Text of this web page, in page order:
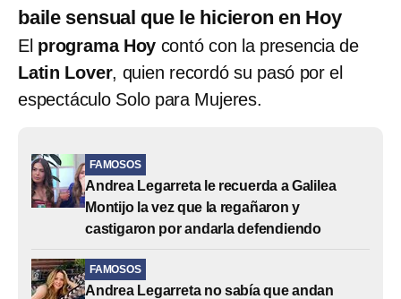
baile sensual que le hicieron en Hoy
El programa Hoy contó con la presencia de
Latin Lover, quien recordó su pasó por el
espectáculo Solo para Mujeres.
FAMOSOS
Andrea Legarreta le recuerda a Galilea
Montijo la vez que la regañaron y
castigaron por andarla defendiendo
FAMOSOS
Andrea Legarreta no sabía que andan